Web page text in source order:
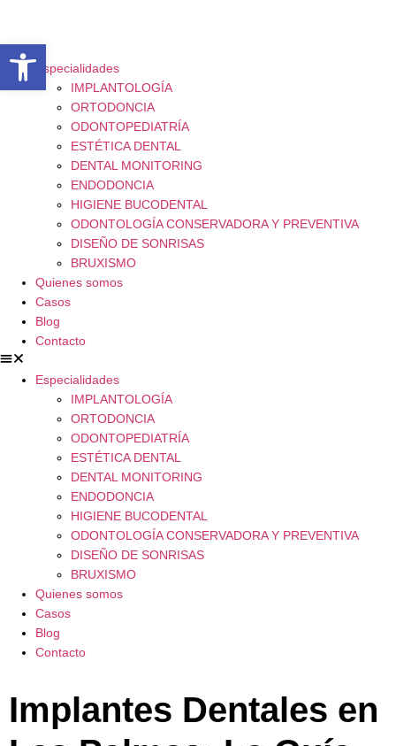
Especialidades
IMPLANTOLOGÍA
ORTODONCIA
ODONTOPEDIATRÍA
ESTÉTICA DENTAL
DENTAL MONITORING
ENDODONCIA
HIGIENE BUCODENTAL
ODONTOLOGÍA CONSERVADORA Y PREVENTIVA
DISEÑO DE SONRISAS
BRUXISMO
Quienes somos
Casos
Blog
Contacto
Especialidades
IMPLANTOLOGÍA
ORTODONCIA
ODONTOPEDIATRÍA
ESTÉTICA DENTAL
DENTAL MONITORING
ENDODONCIA
HIGIENE BUCODENTAL
ODONTOLOGÍA CONSERVADORA Y PREVENTIVA
DISEÑO DE SONRISAS
BRUXISMO
Quienes somos
Casos
Blog
Contacto
Implantes Dentales en
Abrir barra de herramientas